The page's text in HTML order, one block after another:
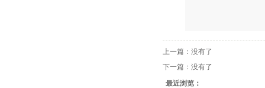
上一篇：没有了
下一篇：没有了
最近浏览：